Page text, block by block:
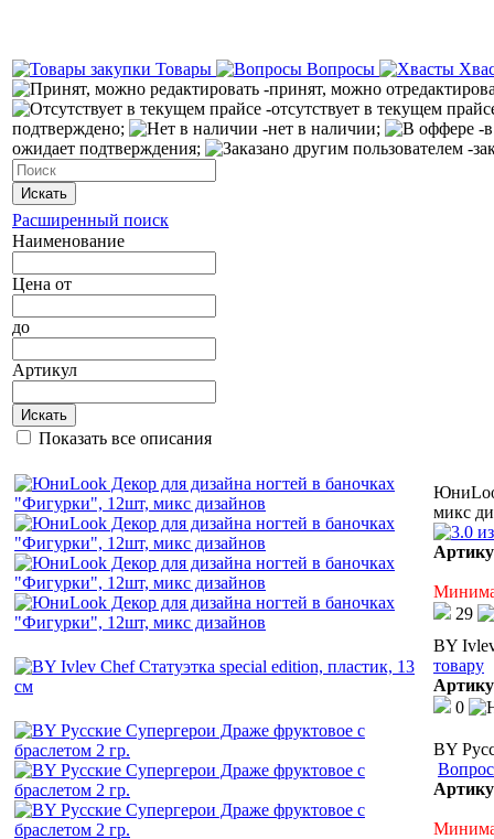
Товары Вопросы
-принят, можно
-отсутствует в текущем
подтверждено;
-нет в наличии;
-
ожидает подтверждения;
-
Искать
Расширенный поиск
Наименование
Цена от
до
Артикул
Искать
Показать все описания
микс
29
BY
товару
0
BY